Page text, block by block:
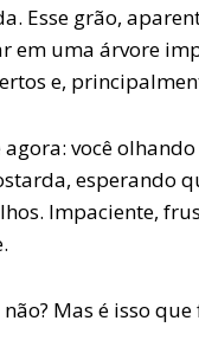
Esse grão,
em uma árvore
e,
agora: você
esperando
Impaciente,
Mas é isso